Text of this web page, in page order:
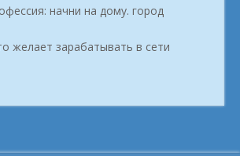
начни на дому. город
желает зарабатывать в сети